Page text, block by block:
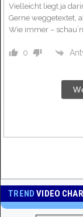
Vielleicht liegt ja
Gerne weggetextet,
Wie immer –
0
TRENDVIDEO